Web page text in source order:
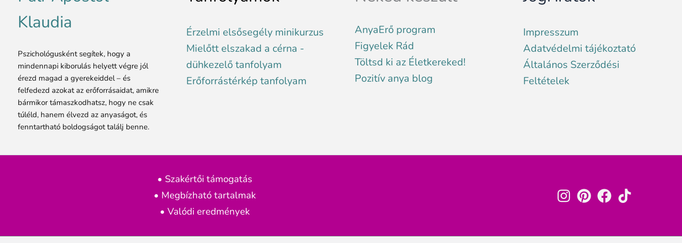
Klaudia
Pszichológusként segítek, hogy a
mindennapi kiborulás helyett végre jól
érezd magad a gyerekeiddel – és
felfedezd azokat az erőforrásaidat, amikre
bármikor támaszkodhatsz, hogy ne csak
túléld, hanem élvezd az anyaságot, és
fenntartható boldogságot találj benne.
Érzelmi elsősegély minikurzus
Mielőtt elszakad a cérna -
dühkezelő tanfolyam
Erőforrástérkép tanfolyam
AnyaErő program
Figyelek Rád
Töltsd ki az Életkereked!
Pozitív anya blog
Impresszum
Adatvédelmi tájékoztató
Általános Szerződési
Feltételek
• Szakértői támogatás
• Megbízható tartalmak
• Valódi eredmények